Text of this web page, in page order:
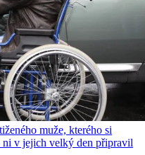
muže, kterého si
ni v jejich velký den připravil